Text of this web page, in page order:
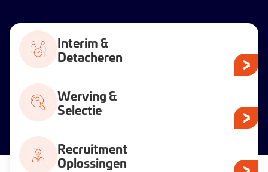
Interim &
Detacheren
Werving &
Selectie
Recruitment
Oplossingen